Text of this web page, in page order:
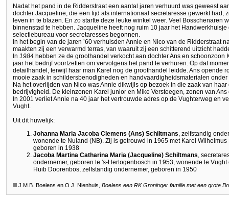
Nadat het pand in de Ridderstraat een aantal jaren verhuurd was geweest
dochter Jacqueline, die een tijd als internationaal secretaresse gewerkt had,
leven in te blazen. En zo startte deze leuke winkel weer. Veel Bosschenaren
binnenstad te hebben. Jacqueline heeft nog ruim 10 jaar het
selectiebureau voor secretaresses begonnen.
In het begin van de jaren ’60 verhuisden Annie en Nico van de Ridderstraat
maakten zij een verwarmd terras, van waaruit zij een schitterend uitzicht
In 1984 hebben ze de groothandel verkocht aan dochter Ans en schoonzoon
jaar het bedrijf voortzetten om vervolgens het pand te verhuren. Op dat
detailhandel, terwijl haar man Karel nog de groothandel leidde. Ans opende
mooie zaak in schildersbenodigheden en handvaardigheidsmaterialen onder
Na het overlijden van Nico was Annie dikwijls op bezoek in die zaak van
bedrijvigheid. De kleinzonen Karel junior en Mike Versteegen, zonen van Ans
In 2001 verliet Annie na 40 jaar het vertrouwde adres op de Vughterweg en
Vught.
Uit dit huwelijk:
Johanna Maria Jacoba Clemens (Ans) Schiltmans , zelfstandig
wonende te Nuland (NB). Zij is getrouwd in 1965 met Karel
geboren in 1938
Jacoba Martina Catharina Maria (Jacqueline) Schiltmans ,
ondernemer, geboren te 's-Hertogenbosch in 1953, wonende te
Huib Doorenbos, zelfstandig ondernemer, geboren in 1950
J.M.B. Boelens en O.J. Nienhuis, Boelens een RK Groninger familie met een grote